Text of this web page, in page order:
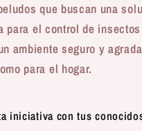
que buscan una
para el control de
ambiente seguro y
para el hogar.
iniciativa con tus